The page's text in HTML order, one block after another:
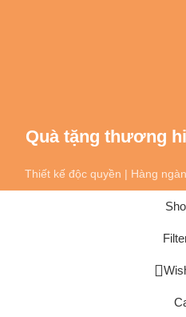
Quà tặng thương
Thiết kế độc quyền | Hàng